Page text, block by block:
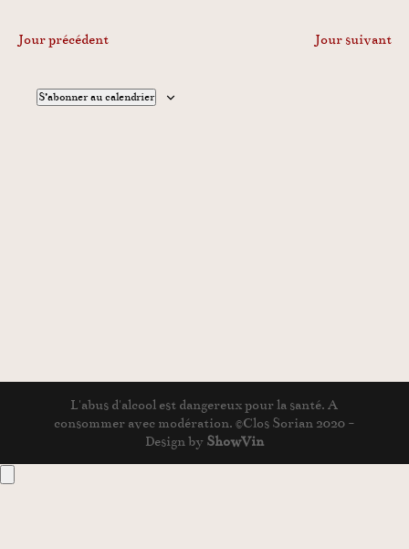
de
Jour précédent Jour suivant
S’abonner au calendrier
L'abus d'alcool est dangereux pour la santé. A
consommer avec modération. ©Clos Sorian 2020 -
Design by ShowVin